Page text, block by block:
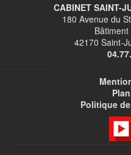
CABINET SAINT-
180 Avenue du
Bâtiment
42170 Saint-
Politique